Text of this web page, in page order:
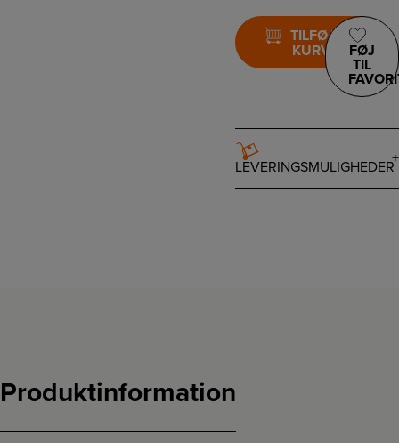
TILFØJ TIL
KURV
FØJ
TIL
LEVERINGSMULIGHEDER
Produktinformation